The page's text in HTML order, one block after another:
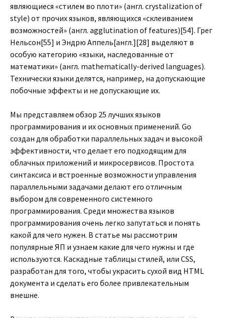
являющиеся «стилем во плоти» (англ. crystalization of
style) от прочих языков, являющихся «склеиванием
возможностей» (англ. agglutination of features)[54]. Грег
Нельсон[55] и Эндрю Аппель[англ.][28] выделяют в
особую категорию «языки, наследованные от
математики» (англ. mathematically-derived languages).
Технически языки делятся, например, на допускающие
побочные эффекты и не допускающие их.
Мы представляем обзор 25 лучших языков
программирования и их основных применений. Go
создан для обработки параллельных задач и высокой
эффективности, что делает его подходящим для
облачных приложений и микросервисов. Простота
синтаксиса и встроенные возможности управления
параллельными задачами делают его отличным
выбором для современного системного
программирования. Среди множества языков
программирования очень легко запутаться и понять
какой для чего нужен. В статье мы рассмотрим
популярные ЯП и узнаем какие для чего нужны и где
используются. Каскадные таблицы стилей, или CSS,
разработан для того, чтобы украсить сухой вид HTML
документа и сделать его более привлекательным
внешне.